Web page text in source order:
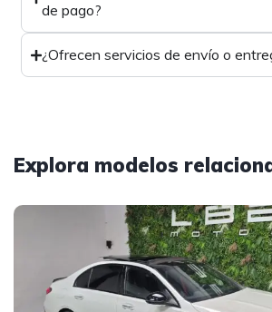
de pago?
¿Ofrecen servicios de envío o
Explora modelos